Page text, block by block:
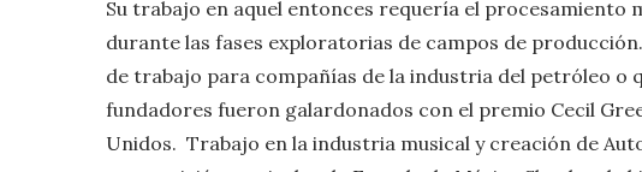
Su trabajo en aquel entonces requería el
durante las fases exploratorias de campos de
de trabajo para compañías de la industria del petróleo
fundadores fueron galardonados con el premio Cecil
Unidos. ​ Trabajo en la industria musical y creación de